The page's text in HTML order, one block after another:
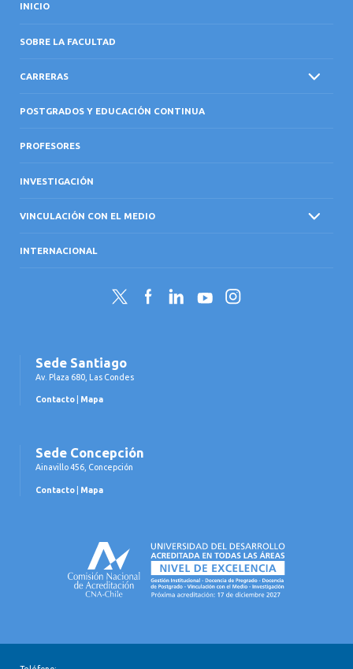
INICIO
SOBRE LA FACULTAD
CARRERAS
POSTGRADOS Y EDUCACIÓN CONTINUA
PROFESORES
INVESTIGACIÓN
VINCULACIÓN CON EL MEDIO
INTERNACIONAL
Twitter FacebookLinkedInYouTubeInstagram
Sede Santiago
Av. Plaza 680, Las Condes
Contacto Mapa
Sede Concepción
Ainavillo 456, Concepción
Contacto Mapa